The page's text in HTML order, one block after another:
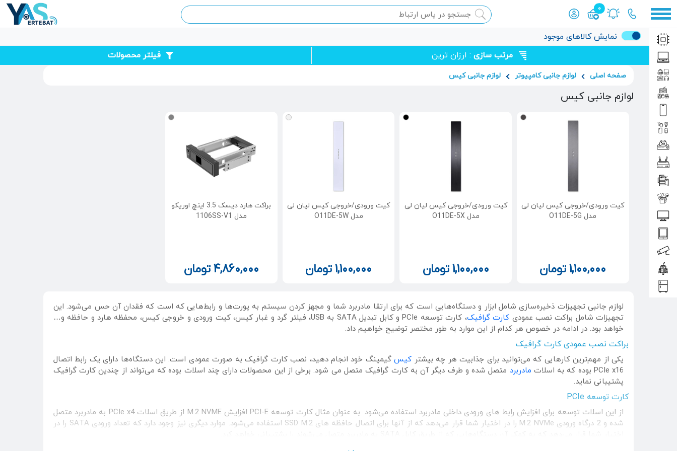
0
محصول افزوده شده به سبد
نمایش کالاهای موجود
مرتب سازی : ارزان ترین فیلتر محصولات
صفحه اصلی لوازم جانبی کامپیوتر لوازم جانبی کیس
لوازم جانبی کیس
کیت ورودی/خروجی کیس لیان لی
مدل O11DE-5G
1,100,000تومان
کیت ورودی/خروجی کیس لیان لی
مدل O11DE-5X
1,100,000 تومان
کیت ورودی/خروجی کیس لیان لی
مدل O11DE-5W
1,100,000 تومان
براکت هارد دیسک 3.5 اینچ اوریکو
مدل 1106SS-V1
4,860,000 تومان
لوازم جانبی تجهیزات ذخیره‌سازی شامل ابزار و دستگاه‌هایی است که برای ارتقا مادربرد شما و مجهز کردن سیستم به پورت‌ها و رابط‌هایی که است که فقدان آن حس می‌شود. این
تجهیزات شامل براکت نصب عمودی کارت گرافیک
، کارت توسعه PCIe و کابل تبدیل SATA به USB، فیلتر گرد و غبار کیس، کیت ورودی و خروجی کیس، محفظه هارد و حافظه و…
خواهد بود. در ادامه در خصوص هر کدام از این موارد به طور مختصر توضیح خواهیم داد.
براکت نصب عمودی کارت گرافیک
یکی از مهم‌ترین کارهایی که می‌‌‌توانید برای جذابیت هر چه بیشتر کیسگیمینگ خود انجام دهید، نصب کارت گرافیک به صورت عمودی است. این دستگاه‌ها دارای یک رابط اتصال
PCIe x16 بوده که به اسلات
مادربرد متصل شده و طرف دیگر آن به کارت گرافیک متصل می شود. برخی از این محصولات دارای چند اسلات بوده که می‌تواند از چندین کارت گرافیک
پشتیبانی نماید.
کارت توسعه PCIe
از این اسلات توسعه برای افزایش رابط های ورودی داخلی مادربرد استفاده می‌شود. به عنوان مثال کارت توسعه PCI-E افزایش M.2 NVME از طریق اسلات PCIe x4 به مادربرد متصل
شده و 2 درگاه ورودی M.2 NVMe را در اختیار شما قرار می‌دهد که از آنها برای اتصال حافظه های SSD M.2 استفاده می‌شود. موارد دیگری نیز وجود دارد که تعداد ورودی SATA را در